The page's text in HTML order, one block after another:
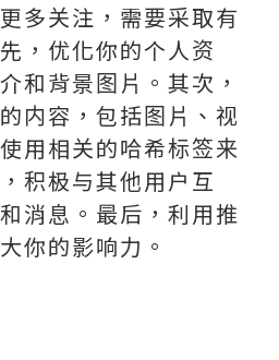
多关注，需要采取有
，优化你的个人资
和背景图片。其次，
内容，包括图片、视
用相关的哈希标签来
积极与其他用户互
消息。最后，利用推
你的影响力。